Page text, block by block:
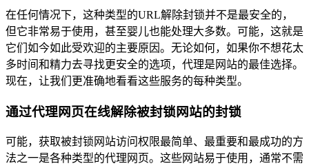
在任何情况下，这种类型的URL解除封锁并不是最安全的，
但它非常易于使用，甚至婴儿也能处理大多数。可能，这就是
它们如今如此受欢迎的主要原因。无论如何，如果你不想花太
多时间和精力去寻找更安全的选项，代理是网站的最佳选择。
现在，让我们更准确地看看这些服务的每种类型。
通过代理网页在线解除被封锁网站的封锁
可能，获取被封锁网站访问权限最简单、最重要和最成功的方
法之一是各种类型的代理网页。这些网站易于使用，通常不需